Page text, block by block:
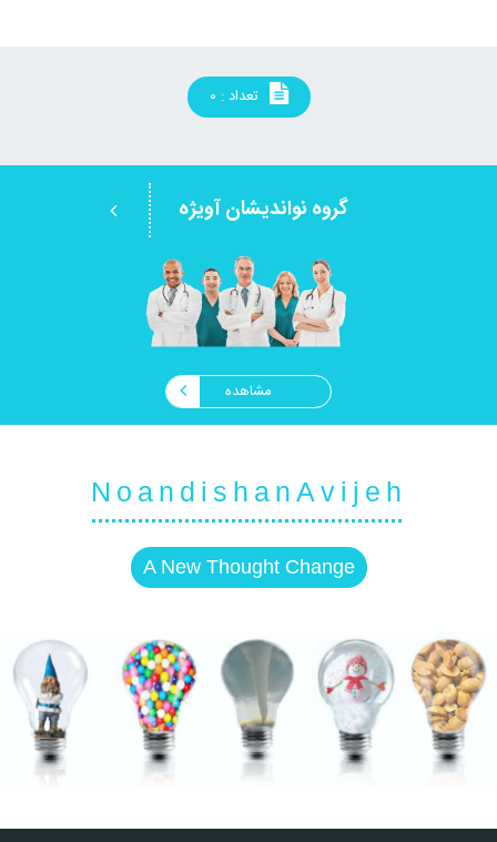
تعداد : ۰
گروه نواندیشان آویژه
مشاهده
NoandishanAvijeh
A New Thought Change